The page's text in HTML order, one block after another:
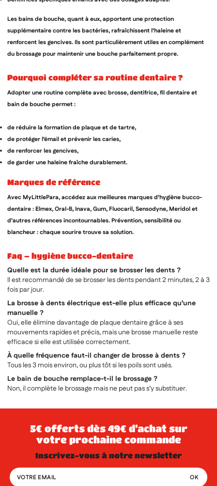
Les bains de bouche, quant à eux, apportent une protection
supplémentaire contre les bactéries, rafraîchissent l’haleine et
renforcent les gencives. Ils sont particulièrement utiles en complément
du brossage pour maintenir une bouche parfaitement propre.
pourquoi compléter sa routine dentaire ?
Adopter une routine complète avec brosse, dentifrice, fil dentaire et
bain de bouche permet :
de réduire la formation de plaque et de tartre,
de protéger l’émail et prévenir les caries,
de renforcer les gencives,
de garder une haleine fraîche durablement.
marques de référence
AvecMyLittlePara, accédez aux meilleures marques d’hygiène bucco-
dentaire : Elmex, Oral-B, Inava, Gum, Fluocaril, Sensodyne, Meridol et
d’autres références incontournables. Prévention, sensibilité ou
blancheur : chaque sourire trouve sa solution.
faq – hygiène bucco-dentaire
Quelle est la durée idéale pour se brosser les dents ?
Il est recommandé de se brosser les dents pendant 2 minutes, 2 à 3
fois par jour.
La brosse à dents électrique est-elle plus efficace qu’une
manuelle ?
Oui, elle élimine davantage de plaque dentaire grâce à ses
mouvements rapides et précis, mais une brosse manuelle reste
efficace si elle est utilisée correctement.
À quelle fréquence faut-il changer de brosse à dents ?
Tous les 3 mois environ, ou plus tôt si les poils sont usés.
Le bain de bouche remplace-t-il le brossage ?
Non, il complète le brossage mais ne peut pas s’y substituer.
5€ offerts dès 49€ d’achat sur
votre prochaine commande
inscrivez-vous à notre newsletter